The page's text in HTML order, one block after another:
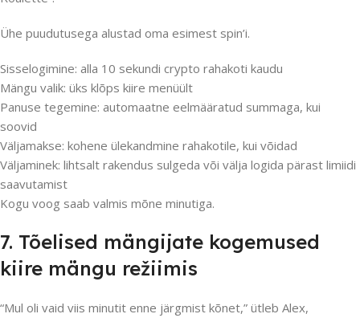
Ühe puudutusega alustad oma esimest spin’i.
Sisselogimine: alla 10 sekundi crypto rahakoti kaudu
Mängu valik: üks klõps kiire menüült
Panuse tegemine: automaatne eelmääratud summaga, kui
soovid
Väljamakse: kohene ülekandmine rahakotile, kui võidad
Väljaminek: lihtsalt rakendus sulgeda või välja logida pärast limiidi
saavutamist
Kogu voog saab valmis mõne minutiga.
7. Tõelised mängijate kogemused
kiire mängu režiimis
“Mul oli vaid viis minutit enne järgmist kõnet,” ütleb Alex,